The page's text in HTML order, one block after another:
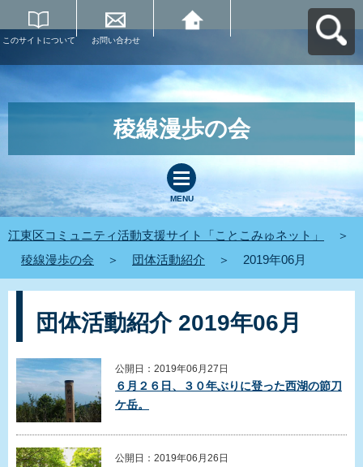
このサイトについて お問い合わせ
稜線漫歩の会
MENU
江東区コミュニティ活動支援サイト「ことこみゅネット」
＞
稜線漫歩の会
＞ 団体活動紹介 ＞ 2019年06月
団体活動紹介 2019年06月
公開日：2019年06月27日
６月２６日、３０年ぶりに登った西湖の節刀
ケ岳。
公開日：2019年06月26日